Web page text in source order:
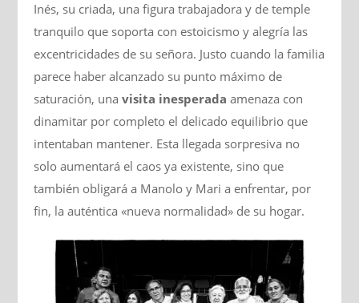
Inés, su criada, una figura trabajadora y de temple
tranquilo que soporta con estoicismo y alegría las
excentricidades de su señora. Justo cuando la familia
parece haber alcanzado su punto máximo de
saturación, unavisita inesperada amenaza con
dinamitar por completo el delicado equilibrio que
intentaban mantener. Esta llegada sorpresiva no
solo aumentará el caos ya existente, sino que
también obligará a Manolo y Mari a enfrentar, por
fin, la auténtica «nueva normalidad» de su hogar.